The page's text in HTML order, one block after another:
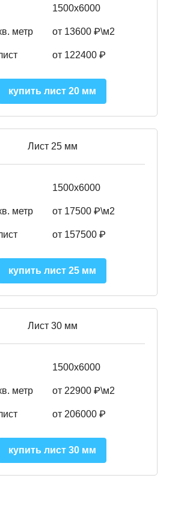
1500х6000
метр от 13600 ₽\м2
от 122400 ₽
купить лист 20 мм
Лист 25 мм
1500х6000
метр от 17500 ₽\м2
от 157500 ₽
купить лист 25 мм
Лист 30 мм
1500х6000
метр от 22900 ₽\м2
от 206000 ₽
купить лист 30 мм